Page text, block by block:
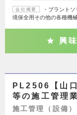
会社概要
・プラント
境保全用その他の各種機
興
PL2506【山
等の施工管理
施工管理（設備）